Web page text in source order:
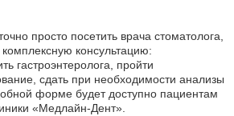
просто посетить врача стоматолога,
консультацию:
гастроэнтеролога, пройти
сдать при необходимости анализы
форме будет доступно пациентам
«Медлайн-Дент».